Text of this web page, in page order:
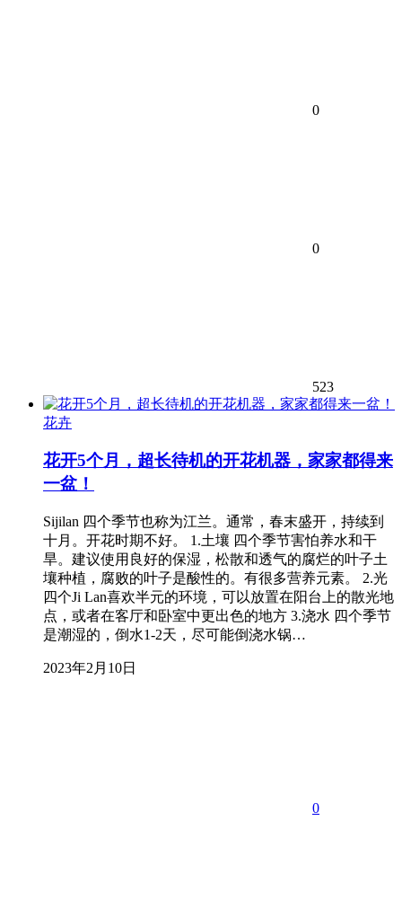
0
0
523
花卉
花开5个月，超长待机的开花机器，家家都得来
一盆！
Sijilan 四个季节也称为江兰。通常，春末盛开，持续到
十月。开花时期不好。 1.土壤 四个季节害怕养水和干
旱。建议使用良好的保湿，松散和透气的腐烂的叶子土
壤种植，腐败的叶子是酸性的。有很多营养元素。 2.光
四个Ji Lan喜欢半元的环境，可以放置在阳台上的散光地
点，或者在客厅和卧室中更出色的地方 3.浇水 四个季节
是潮湿的，倒水1-2天，尽可能倒浇水锅…
2023年2月10日
0